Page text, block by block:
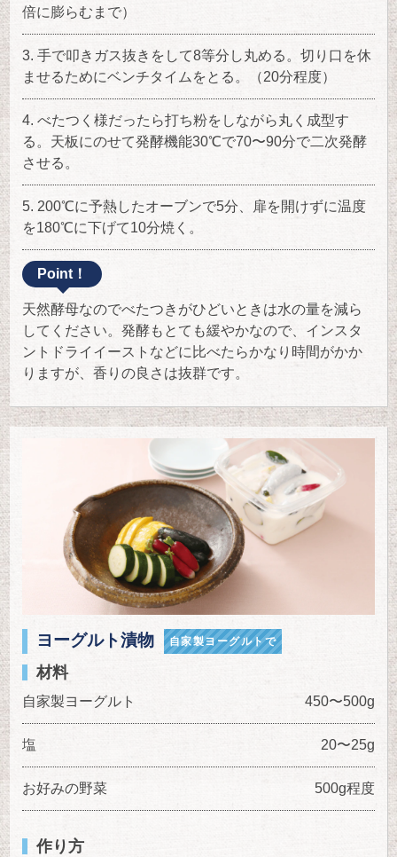
倍に膨らむまで）
手で叩きガス抜きをして8等分し丸める。切り口を休
ませるためにベンチタイムをとる。（20分程度）
べたつく様だったら打ち粉をしながら丸く成型す
る。天板にのせて発酵機能30℃で70〜90分で二次発酵
させる。
200℃に予熱したオーブンで5分、扉を開けずに温度
を180℃に下げて10分焼く。
Point！
天然酵母なのでべたつきがひどいときは水の量を減ら
してください。発酵もとても緩やかなので、インスタ
ントドライイーストなどに比べたらかなり時間がかか
りますが、香りの良さは抜群です。
ヨーグルト漬物 自家製ヨーグルトで
材料
自家製ヨーグルト 450〜500g
塩 20〜25g
お好みの野菜 500g程度
作り方